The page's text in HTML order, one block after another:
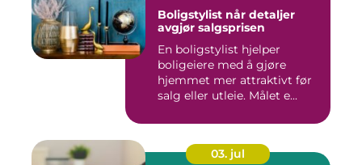
Boligstylist når detaljer
avgjør salgsprisen
En boligstylist hjelper
boligeiere med å gjøre
hjemmet mer attraktivt før
salg eller utleie. Målet e...
03. jul